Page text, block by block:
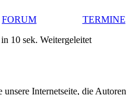
FORUM TERMINE
10 sek. Weitergeleitet